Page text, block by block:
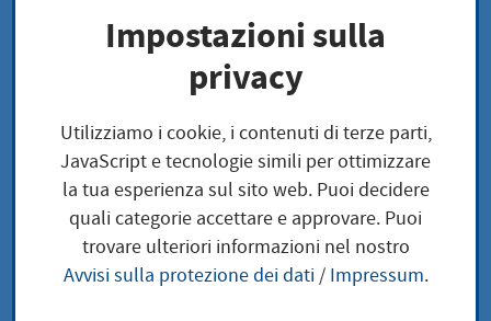
Pagina iniziale
Trova servizi
Preoccupazioni locali
Ausnahmegenehmigung zum Anbieten von
beantragen
Ausnahmegenehmigu
ng zum Anbieten von
Impostazioni sulla
privacy
Utilizziamo i cookie, i contenuti di terze parti,
JavaScript e tecnologie simili per ottimizzare
la tua esperienza sul sito web. Puoi decidere
quali categorie accettare e approvare. Puoi
trovare ulteriori informazioni nel nostro
Avvisi sulla protezione dei dati/ Impressum.